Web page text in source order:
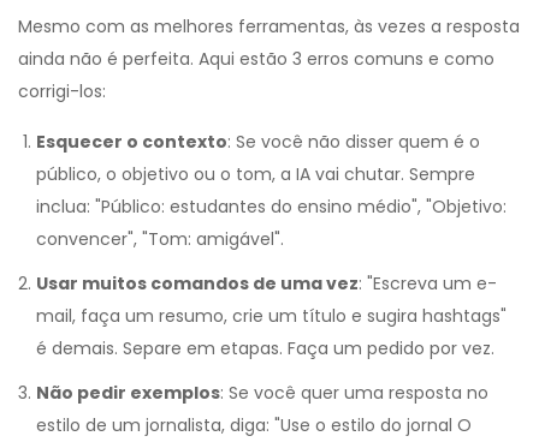
Mesmo com as melhores ferramentas, às vezes a resposta
ainda não é perfeita. Aqui estão 3 erros comuns e como
corrigi-los:
Esquecer o contexto: Se você não disser quem é o
público, o objetivo ou o tom, a IA vai chutar. Sempre
inclua: "Público: estudantes do ensino médio", "Objetivo:
convencer", "Tom: amigável".
Usar muitos comandos de uma vez: "Escreva um e-
mail, faça um resumo, crie um título e sugira hashtags"
é demais. Separe em etapas. Faça um pedido por vez.
Não pedir exemplos: Se você quer uma resposta no
estilo de um jornalista, diga: "Use o estilo do jornal O